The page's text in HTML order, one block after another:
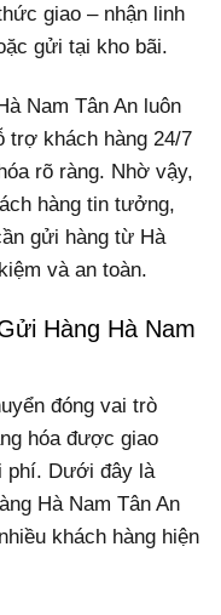
giao – nhận linh
gửi tại kho bãi.
Nam Tân An luôn
trợ khách hàng 24/7
rõ ràng. Nhờ vậy,
hàng tin tưởng,
gửi hàng từ Hà
và an toàn.
Hàng Hà Nam
đóng vai trò
hóa được giao
phí. Dưới đây là
Hà Nam Tân An
khách hàng hiện